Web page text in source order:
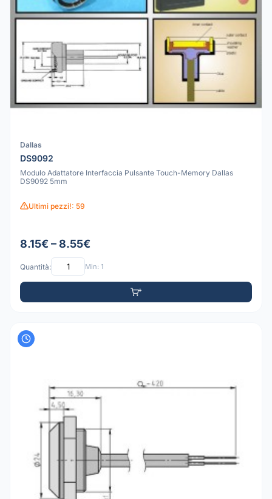
Dallas
DS9092
Modulo Adattatore Interfaccia Pulsante Touch-Memory Dallas
DS9092 5mm
Ultimi pezzi!: 59
8.15€ – 8.55€
Quantità: Min: 1